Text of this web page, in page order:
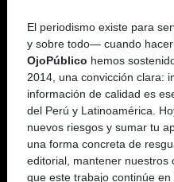
El periodismo existe para
y sobre todo— cuando
OjoPúblico hemos
2014, una convicción clara:
información de calidad es
del Perú y Latinoamérica.
nuevos riesgos y sumar tu
una forma concreta de
editorial, mantener nuestros
que este trabajo continúe en